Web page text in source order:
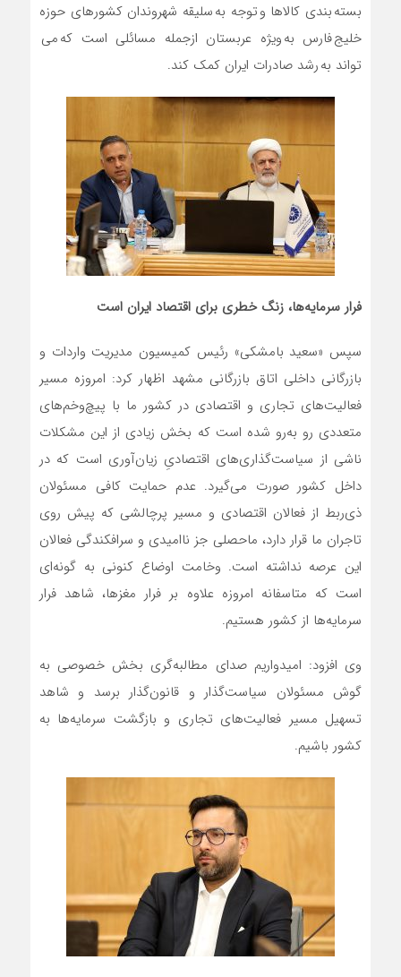
بسته بندی کالاها و توجه به سلیقه شهروندان کشورهای حوزه
خلیج فارس به ویژه عربستان ازجمله مسائلی است که می
تواند به رشد صادرات ایران کمک کند.
فرار سرمایه‌ها، زنگ خطری برای اقتصاد ایران است
سپس «سعید بامشکی» رئیس کمیسیون مدیریت واردات و
بازرگانی داخلی اتاق بازرگانی مشهد اظهار کرد: امروزه مسیر
فعالیت‌های تجاری و اقتصادی در کشور ما با پیچ‌وخم‌های
متعددی رو به‌رو شده است که بخش زیادی از این مشکلات
ناشی از سیاست‌گذاری‌های اقتصادیِ زیان‌آوری است که در
داخل کشور صورت می‌گیرد. عدم حمایت کافی مسئولان
ذی‌ربط از فعالان اقتصادی و مسیر پرچالشی که پیش روی
تاجران ما قرار دارد، ماحصلی جز ناامیدی و سرافکندگی فعالان
این عرصه نداشته است. وخامت اوضاع کنونی به گونه‌ای
است که متاسفانه امروزه علاوه بر فرار مغزها، شاهد فرار
سرمایه‌ها از کشور هستیم.
وی افزود: امیدواریم صدای مطالبه‌گری بخش خصوصی به
گوش مسئولان سیاست‌گذار و قانون‌گذار برسد و شاهد
تسهیل مسیر فعالیت‌های تجاری و بازگشت سرمایه‌ها به
کشور باشیم.